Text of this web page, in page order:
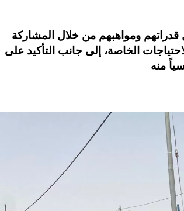
ومواهبهم من خلال المشاركة
الخاصة، إلى جانب التأكيد على